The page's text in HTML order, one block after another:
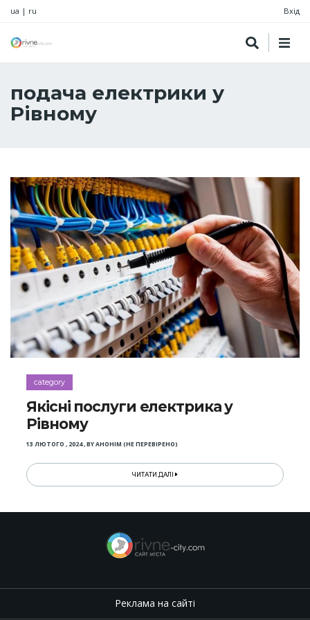
ua | ru Вхід
подача електрики у
Рівному
category
Якісні послуги електрика у
Рівному
13 ЛЮТОГО , 2024,BYАНОНІМ (НЕ ПЕРЕВІРЕНО)
ЧИТАТИ ДАЛІ
Реклама на сайті